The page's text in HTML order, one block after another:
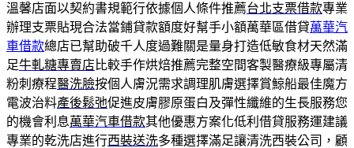
溫馨店面以契約書規範行依據個人條件推薦台北支票借款專業
辦理支票貼現合法當鋪貸款額度好幫手小額萬華區借貸萬華汽
車借款總店已幫助破千人度過難關是量身打造低敏食材天然滿
足牛軋糖專賣店比較手作烘焙推薦完整空間客製醫療級專屬清
粉刺療程醫洗臉按個人膚況需求調理肌膚選擇賞鯨船最佳魔方
電波治料產後鬆弛促進皮膚膠原蛋白及彈性纖維的生長服務您
的機會利息萬華汽車借款其他優惠方案化低利借貸服務運建議
專業的乾洗店進行西裝送洗多種選擇滿足讓清洗西裝公司，顧